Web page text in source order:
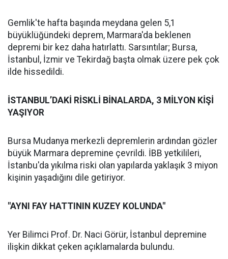
Gemlik'te hafta başında meydana gelen 5,1
büyüklüğündeki deprem, Marmara'da beklenen
depremi bir kez daha hatırlattı. Sarsıntılar; Bursa,
İstanbul, İzmir ve Tekirdağ başta olmak üzere pek çok
ilde hissedildi.
İSTANBUL’DAKİ RİSKLİ BİNALARDA, 3 MİLYON KİŞİ
YAŞIYOR
Bursa Mudanya merkezli depremlerin ardından gözler
büyük Marmara depremine çevrildi. İBB yetkilileri,
İstanbu'da yıkılma riski olan yapılarda yaklaşık 3 miyon
kişinin yaşadığını dile getiriyor.
"AYNI FAY HATTININ KUZEY KOLUNDA"
Yer Bilimci Prof. Dr. Naci Görür, İstanbul depremine
ilişkin dikkat çeken açıklamalarda bulundu.